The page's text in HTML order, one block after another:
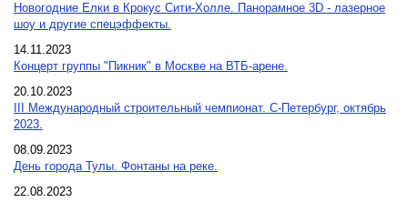
Новогодние Елки в Крокус Сити-Холле. Панорамное 3D - лазерное
шоу и другие спецэффекты.
14.11.2023
Концерт группы "Пикник" в Москве на ВТБ-арене.
20.10.2023
III Международный строительный чемпионат. С-Петербург, октябрь
2023.
08.09.2023
День города Тулы. Фонтаны на реке.
22.08.2023